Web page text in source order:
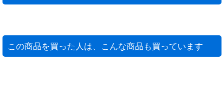
この商品を買った人は、こんな商品も買っています